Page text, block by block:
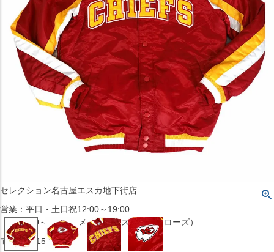
SHOP
BLOG
JR水道橋駅西口店
営業：土・日・祝日のみ 12:00-18:00
〒101-0061
東京都千代田区神田三崎町２丁目２２−１ 1F
セレクション名古屋エスカ地下街店
営業：平日・土日祝12:00～19:00
（※15:00～16:00はメンテナンスのためクローズ）
〒453-0015